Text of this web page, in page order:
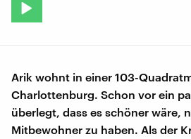
Arik wohnt in einer 103-
Charlottenburg. Schon vor ein
überlegt, dass es schöner wäre,
Mitbewohner zu haben. Als der